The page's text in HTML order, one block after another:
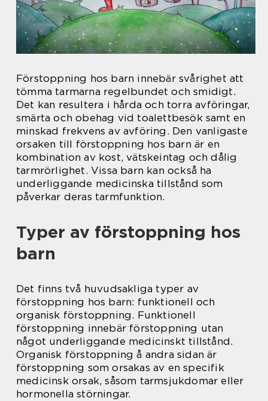
Förstoppning hos barn innebär svårighet att
tömma tarmarna regelbundet och smidigt.
Det kan resultera i hårda och torra avföringar,
smärta och obehag vid toalettbesök samt en
minskad frekvens av avföring. Den vanligaste
orsaken till förstoppning hos barn är en
kombination av kost, vätskeintag och dålig
tarmrörlighet. Vissa barn kan också ha
underliggande medicinska tillstånd som
påverkar deras tarmfunktion.
Typer av förstoppning hos
barn
Det finns två huvudsakliga typer av
förstoppning hos barn: funktionell och
organisk förstoppning. Funktionell
förstoppning innebär förstoppning utan
något underliggande medicinskt tillstånd.
Organisk förstoppning å andra sidan är
förstoppning som orsakas av en specifik
medicinsk orsak, såsom tarmsjukdomar eller
hormonella störningar.